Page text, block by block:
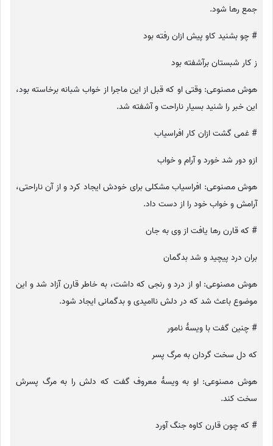
جمع رها شود.
# چو بشنید کاو پیش ازان رفته بود
ز کار شبستان برآشفته بود
هوش مصنوعی: وقتی او که قبل از این ماجرا از خواب شبانه برخاسته بود،
این خبر را شنید بسیار ناراحت و آشفته شد.
# غمی گشت ازان کار افراسیاب
ازو دور شد خورد و آرام و خواب
هوش مصنوعی: افراسیاب مشکلی برای خودش ایجاد کرد و از آن ناراحتی،
آرامش و خواب خود را از دست داد.
# که قارن رها یافت از وی به جان
بران درد پیچید و شد بدگمان
هوش مصنوعی: او از درد و رنجی که داشت، به خاطر قارن آزاد شد و این
موضوع باعث شد که در دلش ناامیدی و بدگمانی ایجاد شود.
# چنین گفت با ویسهٔ نامور
که دل سخت گردان به مرگ پسر
هوش مصنوعی: او به ویسهٔ معروف گفت که دلش را به مرگ پسرش
سخت کند.
# که چون قارن کاوه جنگ آورد